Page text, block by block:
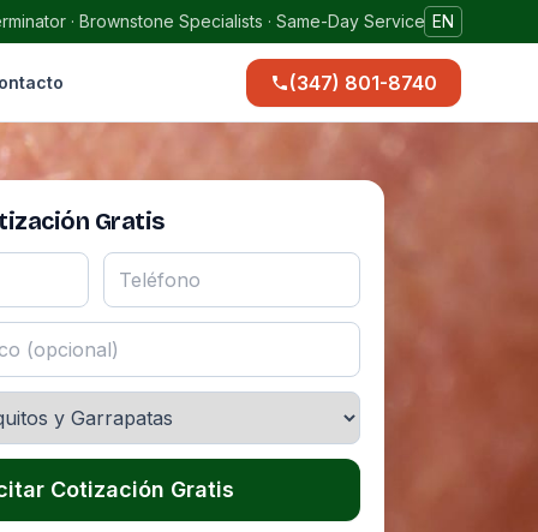
· Brownstone Specialists · Same-Day Service EN
(347) 801-8740
Gratis
Cotización Gratis